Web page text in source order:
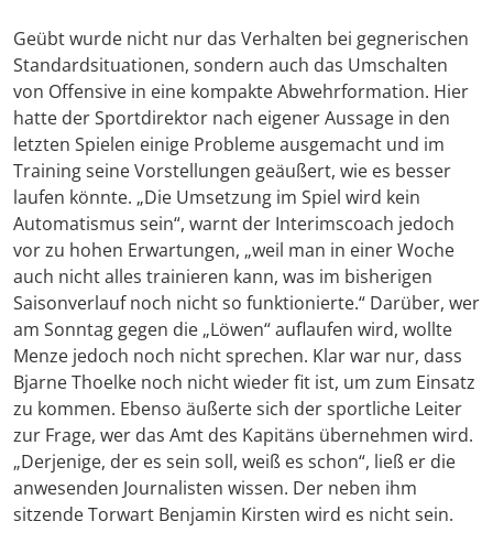
Geübt wurde nicht nur das Verhalten bei gegnerischen
Standardsituationen, sondern auch das Umschalten
von Offensive in eine kompakte Abwehrformation. Hier
hatte der Sportdirektor nach eigener Aussage in den
letzten Spielen einige Probleme ausgemacht und im
Training seine Vorstellungen geäußert, wie es besser
laufen könnte. „Die Umsetzung im Spiel wird kein
Automatismus sein“, warnt der Interimscoach jedoch
vor zu hohen Erwartungen, „weil man in einer Woche
auch nicht alles trainieren kann, was im bisherigen
Saisonverlauf noch nicht so funktionierte.“ Darüber, wer
am Sonntag gegen die „Löwen“ auflaufen wird, wollte
Menze jedoch noch nicht sprechen. Klar war nur, dass
Bjarne Thoelke noch nicht wieder fit ist, um zum Einsatz
zu kommen. Ebenso äußerte sich der sportliche Leiter
zur Frage, wer das Amt des Kapitäns übernehmen wird.
„Derjenige, der es sein soll, weiß es schon“, ließ er die
anwesenden Journalisten wissen. Der neben ihm
sitzende Torwart Benjamin Kirsten wird es nicht sein.